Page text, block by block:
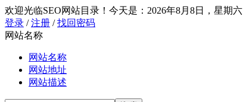
欢迎光临SEO网站目录！ 今天是：2026年8月8日，星期六
登录 /注册 /找回密码
网站名称
网站名称
网站地址
网站描述